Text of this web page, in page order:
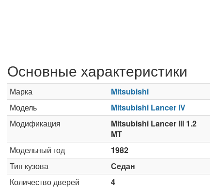
Основные характеристики
Марка
Mitsubishi
Модель
Mitsubishi Lancer IV
Модификация
Mitsubishi Lancer III 1.2
MT
Модельный год
1982
Тип кузова
Седан
Количество дверей
4